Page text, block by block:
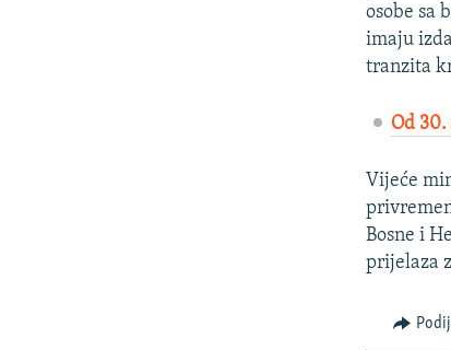
osobe sa
imaju
tranzita
Od
Vijeće
Bosne i
prijelaza